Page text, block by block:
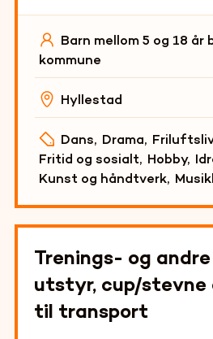
Barn mellom 5 og 18
kommune
Hyllestad
Dans, Drama, Friluftsliv
Fritid og sosialt, Hobby,
Kunst og håndtverk,
Trenings- og
utstyr, cup/stevne
til transport